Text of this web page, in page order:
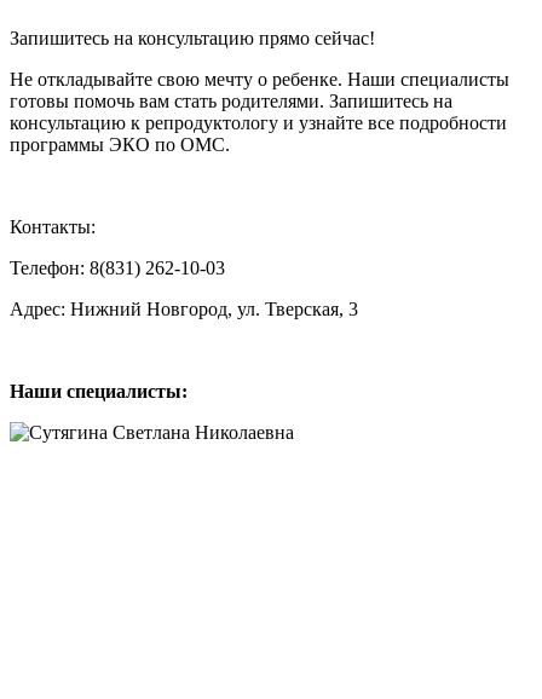
Запишитесь на консультацию прямо сейчас!
Не откладывайте свою мечту о ребенке. Наши специалисты
готовы помочь вам стать родителями. Запишитесь на
консультацию к репродуктологу и узнайте все подробности
программы ЭКО по ОМС.
Контакты:
Телефон: 8(831) 262-10-03
Адрес: Нижний Новгород, ул. Тверская, 3
Наши специалисты: